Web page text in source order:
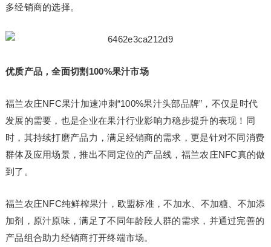
多经销商的选择。
优质产品，全面切割100%果汁市场
福兰农庄NFC果汁加速冲刺“100%果汁头部品牌”，不仅是时代
发展的需要，也是企业在果汁行业影响力稳步提升的表现！同
时，其持续打磨产品力，满足经销商的需求，更是针对不同消费
群体及应用场景，推出不同定位的产品线，福兰农庄NFC真的做
到了。
福兰农庄NFC纯鲜榨果汁，欧盟标准，不加水、不加糖、不加添
加剂，原汁原味，满足了不同年龄段人群的需求，并通过完善的
产品组合助力经销商打开终端市场。